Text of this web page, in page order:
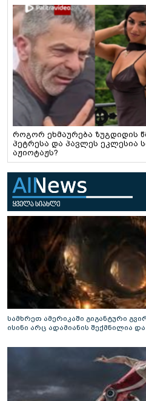
როგორ ეხმაურება ზუგდიდის
პეტრესა და პავლეს ეკლესია
აჟიოტაჟს?
სამხრეთ ამერიკაში გიგანტური
ისინი არც ადამიანის შექმნილია და